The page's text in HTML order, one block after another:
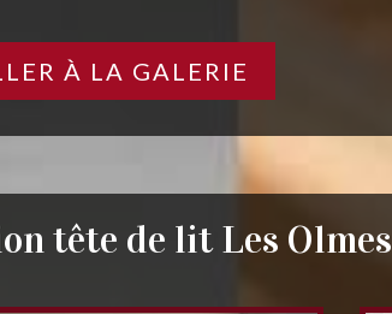
À LA GALERIE
tête de lit Les Olmes